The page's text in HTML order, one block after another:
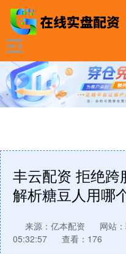
丰云配资 拒绝跨
解析糖豆人用哪
来源：亿本配资 网站
05:32:57
查看：176